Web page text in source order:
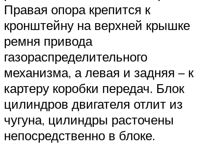
Правая опора крепится к
кронштейну на верхней крышке
ремня привода
газораспределительного
механизма, а левая и задняя – к
картеру коробки передач. Блок
цилиндров двигателя отлит из
чугуна, цилиндры расточены
непосредственно в блоке.